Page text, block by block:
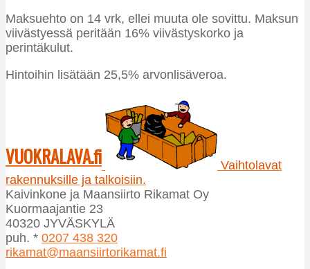
Maksuehto on 14 vrk, ellei muuta ole sovittu. Maksun
viivästyessä peritään 16% viivästyskorko ja
perintäkulut.
Hintoihin lisätään 25,5% arvonlisäveroa.
VUOKRALAVA.fi
Vaihtolavat
rakennuksille ja talkoisiin.
Kaivinkone ja Maansiirto Rikamat Oy
Kuormaajantie 23
40320 JYVÄSKYLÄ
puh. * 0207 438 320
rikamat@maansiirtorikamat.fi